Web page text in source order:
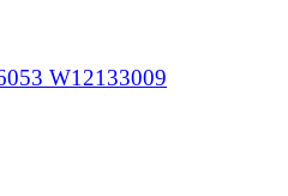
W12133009